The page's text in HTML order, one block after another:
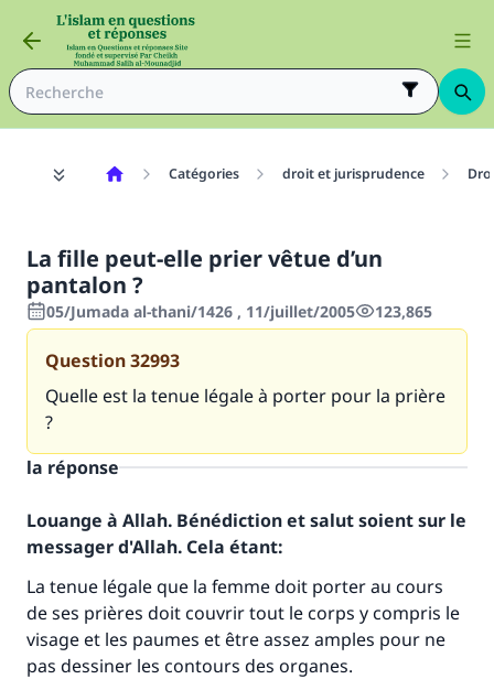
Catégories droit et jurisprudence
La fille peut-elle prier vêtue d’un
pantalon ?
05/Jumada al-thani/1426 , 11/juillet/2005 123,865
Question32993
Quelle est la tenue légale à porter pour la prière
?
la réponse
Louange à Allah. Bénédiction et salut soient sur le
messager d'Allah. Cela étant:
La tenue légale que la femme doit porter au cours
de ses prières doit couvrir tout le corps y compris le
visage et les paumes et être assez amples pour ne
pas dessiner les contours des organes.